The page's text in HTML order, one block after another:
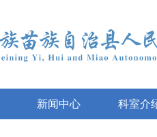
新闻中心 科室介